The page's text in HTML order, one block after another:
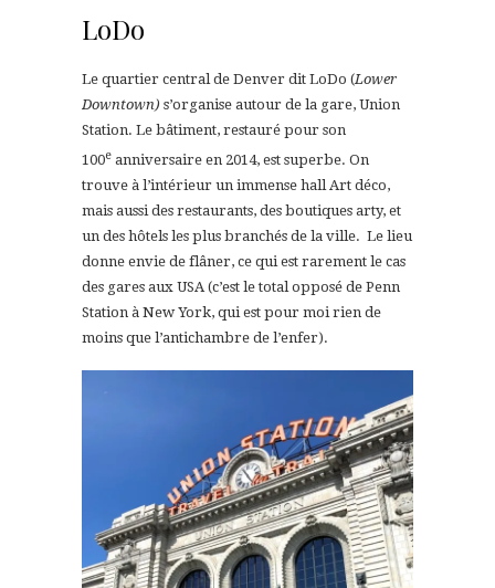
LoDo
Le quartier central de Denver dit LoDo (Lower
Downtown) s’organise autour de la gare, Union
Station. Le bâtiment, restauré pour son
100e anniversaire en 2014, est superbe. On
trouve à l’intérieur un immense hall Art déco,
mais aussi des restaurants, des boutiques arty, et
un des hôtels les plus branchés de la ville. Le lieu
donne envie de flâner, ce qui est rarement le cas
des gares aux USA (c’est le total opposé de Penn
Station à New York, qui est pour moi rien de
moins que l’antichambre de l’enfer).